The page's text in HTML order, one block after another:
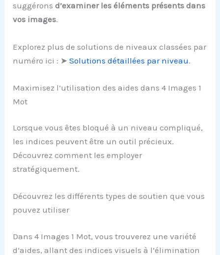
suggéronsd’examiner les éléments présents dans
vos images.
Explorez plus de solutions de niveaux classées par
numéro ici : ➤Solutions détaillées par niveau.
Maximisez l’utilisation des aides dans 4 Images 1
Mot
Lorsque vous êtes bloqué à un niveau compliqué,
les indices peuvent être un outil précieux.
Découvrez comment les employer
stratégiquement.
Découvrez les différents types de soutien que vous
pouvez utiliser
Dans 4 Images 1 Mot, vous trouverez une variété
d’aides, allant des indices visuels à l’élimination